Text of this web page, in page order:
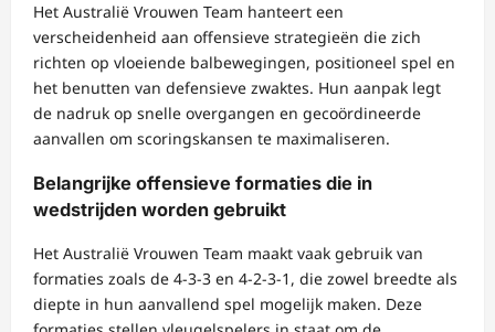
Het Australië Vrouwen Team hanteert een
verscheidenheid aan offensieve strategieën die zich
richten op vloeiende balbewegingen, positioneel spel en
het benutten van defensieve zwaktes. Hun aanpak legt
de nadruk op snelle overgangen en gecoördineerde
aanvallen om scoringskansen te maximaliseren.
Belangrijke offensieve formaties die in
wedstrijden worden gebruikt
Het Australië Vrouwen Team maakt vaak gebruik van
formaties zoals de 4-3-3 en 4-2-3-1, die zowel breedte als
diepte in hun aanvallend spel mogelijk maken. Deze